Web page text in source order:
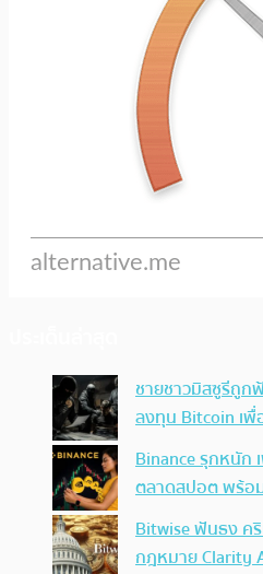
ชายชาวมิสซูรีถู
ลงทุน Bitcoin เพื่
Binance รุกหนัก
ตลาดสปอต พร้อ
Bitwise ฟันธง คริ
กฎหมาย Clarity